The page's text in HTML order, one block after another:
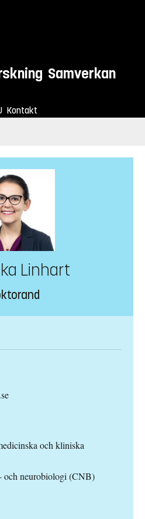
Samverkan
Kontakt
Linhart
och kliniska
och neurobiologi (CNB)